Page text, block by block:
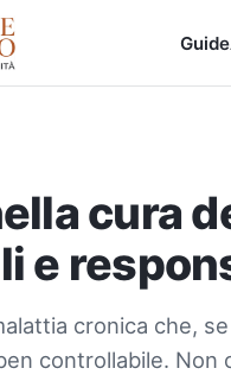
Guide
cura
e
cronica che,
controllabile.